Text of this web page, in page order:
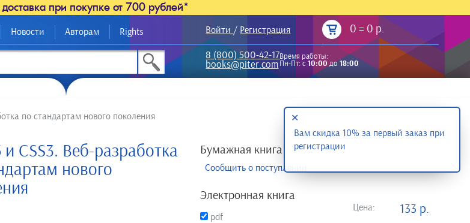
доставка при покупке от 700 рублей*
Новости Авторам Rights Войти / Регистрация 0 = 0 р.
8 (800) 500-42-17
books@piter.com
Время работы:
Пн-Пт: с10:00до18:00
по стандартам нового поколения
и CSS3. Веб-разработка
нового
Бумажная книга
Сообщить о поступлении
Электронная книга
pdf
Цена: 133 р.
Вам скидка 10% за первый заказ при
регистрации
✕